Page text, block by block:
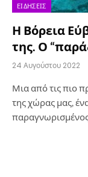
ΕΙΔΉΣΕΙΣ
Η Βόρεια
της. Ο
24 Αυγούστου 2022
Μια από τις πιο
της χώρας μας,